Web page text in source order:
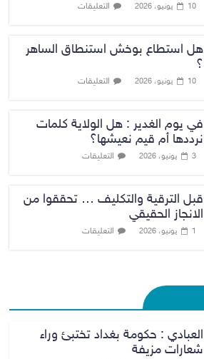
10 يونيو، 2026 التعليقات
هل استطاع بوخش استنطاق الساهر
؟
10 يونيو، 2026 التعليقات
في يوم الغدير : هل الولاية كلمات
نرددها أم قيم نعيشها؟
3 يونيو، 2026 التعليقات
قبل الترقية والتكليف … تحققوا من
الانجاز الحقيقي
1 يونيو، 2026 التعليقات
العبادي : حكومة بغداد تختبئ وراء
شعارات مزيفة